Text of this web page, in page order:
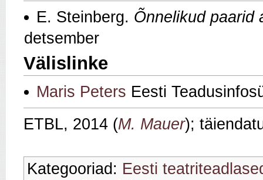
E. Steinberg. Õnnelikud paarid
detsember
Välislinke
Maris Peters Eesti
ETBL, 2014 (M. Mauer);
Kategooriad: Eesti